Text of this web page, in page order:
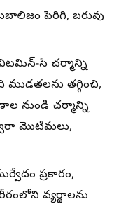
పెరిగి, బరువు
సి చర్మాన్ని
తగ్గించి,
నుండి చర్మాన్ని
ద్వారా మొటిమలు,
ప్రకారం,
వ్యర్థాలను